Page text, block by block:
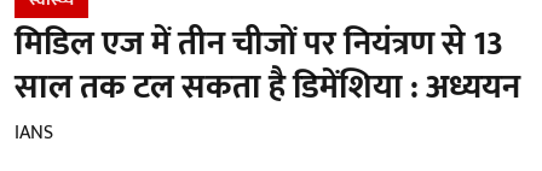
मिडिल एज में तीन चीजों पर नियंत्रण से 13
साल तक टल सकता है डिमेंशिया : अध्ययन
IANS